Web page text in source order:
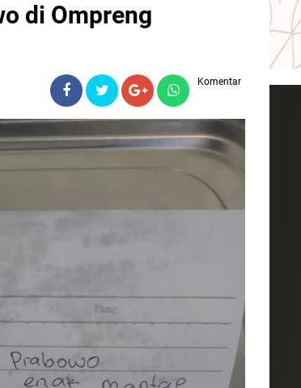
di Ompreng
Komentar